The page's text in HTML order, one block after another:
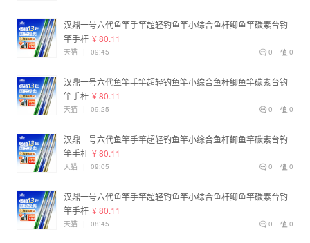
汉鼎一号六代鱼竿手竿超轻钓鱼竿小综合鱼杆鲫鱼竿碳素台钓
竿手杆 ¥ 80.11
0
0
天猫 | 09:45
汉鼎一号六代鱼竿手竿超轻钓鱼竿小综合鱼杆鲫鱼竿碳素台钓
竿手杆 ¥ 80.11
0
0
天猫 | 09:25
汉鼎一号六代鱼竿手竿超轻钓鱼竿小综合鱼杆鲫鱼竿碳素台钓
竿手杆 ¥ 80.11
0
0
天猫 | 09:05
汉鼎一号六代鱼竿手竿超轻钓鱼竿小综合鱼杆鲫鱼竿碳素台钓
竿手杆 ¥ 80.11
0
0
天猫 | 08:45